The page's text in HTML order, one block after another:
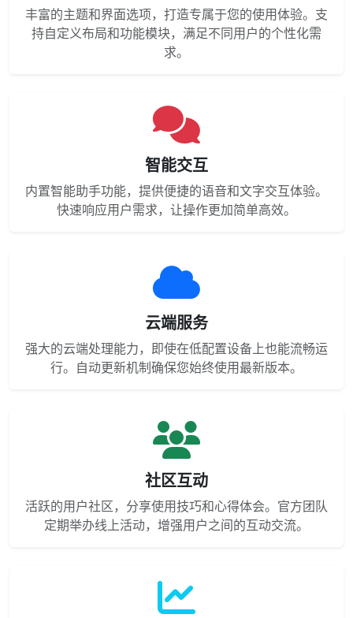
丰富的主题和界面选项，打造专属于您的使用体验。支
持自定义布局和功能模块，满足不同用户的个性化需
求。
智能交互
内置智能助手功能，提供便捷的语音和文字交互体验。
快速响应用户需求，让操作更加简单高效。
云端服务
强大的云端处理能力，即使在低配置设备上也能流畅运
行。自动更新机制确保您始终使用最新版本。
社区互动
活跃的用户社区，分享使用技巧和心得体会。官方团队
定期举办线上活动，增强用户之间的互动交流。